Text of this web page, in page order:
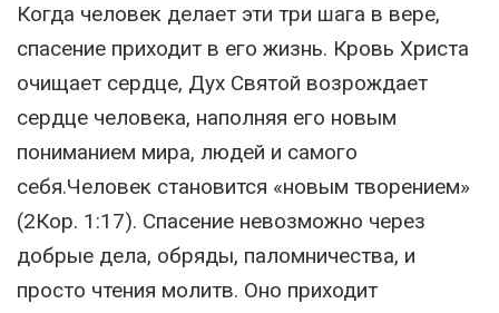
Когда человек делает эти три шага в вере,
спасение приходит в его жизнь. Кровь Христа
очищает сердце, Дух Святой возрождает
сердце человека, наполняя его новым
пониманием мира, людей и самого
себя.Человек становится «новым творением»
(2Кор. 1:17). Спасение невозможно через
добрые дела, обряды, паломничества, и
просто чтения молитв. Оно приходит